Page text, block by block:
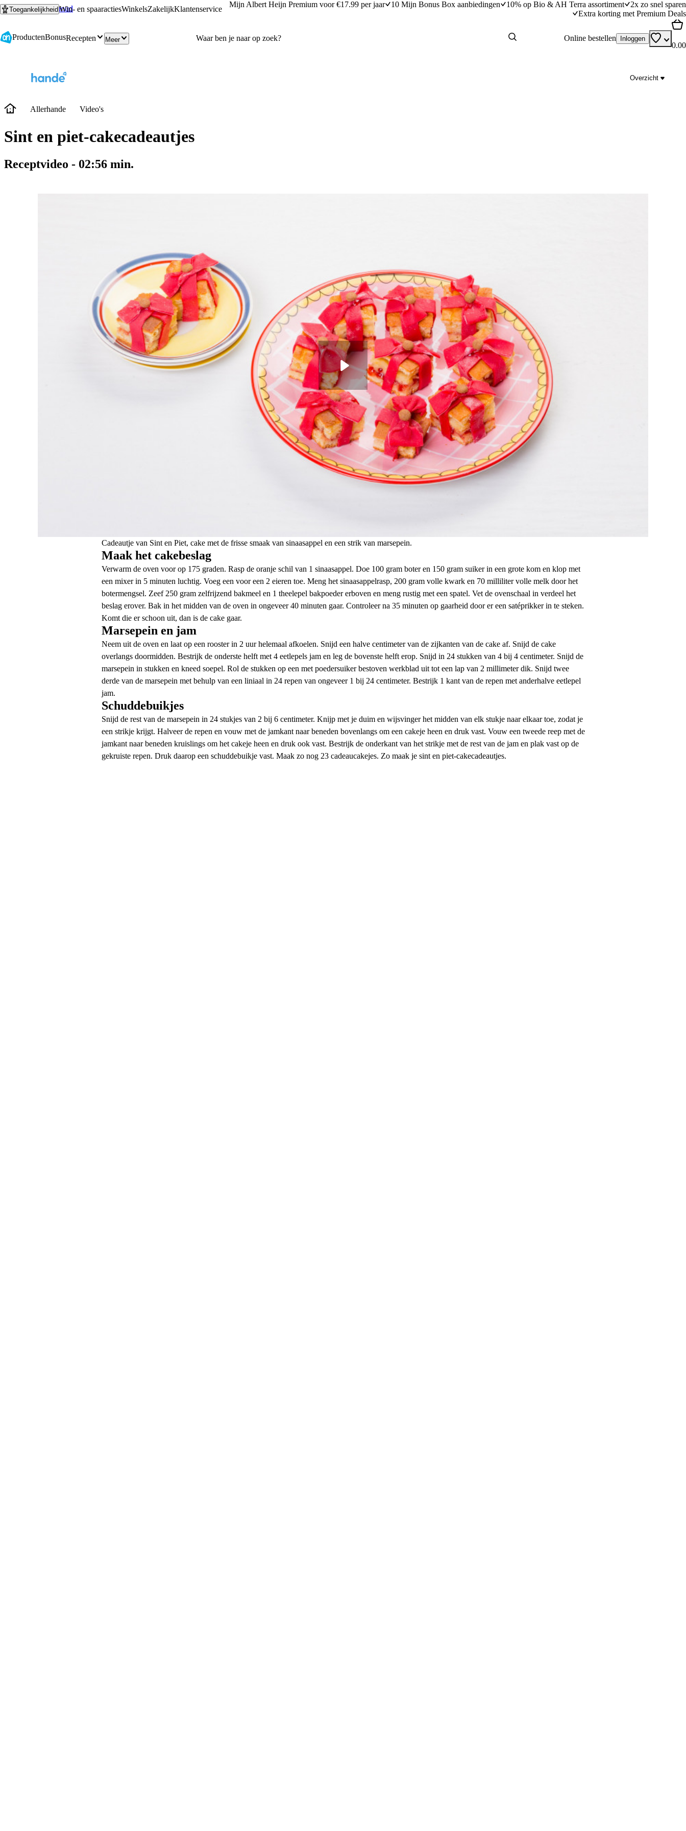
Ga naar hoofdinhoud
Ga naar zoeken
ToegankelijkheidWin- en spaaractiesWinkelsZakelijkKlantenservice
Mijn Albert Heijn Premium voor €17.99 per jaar 10 Mijn Bonus Box aanbiedingen 10% op Bio & AH Terra assortiment
2x zo snel sparen
Extra korting met Premium Deals
ProductenBonusRecepten Meer Online bestellen Inloggen
0.00
Overzicht
Allerhande Video's
Sint en piet-cakecadeautjes
Receptvideo - 02:56 min.
Cadeautje van Sint en Piet, cake met de frisse smaak van sinaasappel en een strik van marsepein.
Maak het cakebeslag
Verwarm de oven voor op 175 graden. Rasp de oranje schil van 1 sinaasappel. Doe 100 gram boter en 150 gram suiker in een grote kom en klop met
een mixer in 5 minuten luchtig. Voeg een voor een 2 eieren toe. Meng het sinaasappelrasp, 200 gram volle kwark en 70 milliliter volle melk door het
botermengsel. Zeef 250 gram zelfrijzend bakmeel en 1 theelepel bakpoeder erboven en meng rustig met een spatel. Vet de ovenschaal in verdeel het
beslag erover. Bak in het midden van de oven in ongeveer 40 minuten gaar. Controleer na 35 minuten op gaarheid door er een satéprikker in te steken.
Komt die er schoon uit, dan is de cake gaar.
Marsepein en jam
Neem uit de oven en laat op een rooster in 2 uur helemaal afkoelen. Snijd een halve centimeter van de zijkanten van de cake af. Snijd de cake
overlangs doormidden. Bestrijk de onderste helft met 4 eetlepels jam en leg de bovenste helft erop. Snijd in 24 stukken van 4 bij 4 centimeter. Snijd de
marsepein in stukken en kneed soepel. Rol de stukken op een met poedersuiker bestoven werkblad uit tot een lap van 2 millimeter dik. Snijd twee
derde van de marsepein met behulp van een liniaal in 24 repen van ongeveer 1 bij 24 centimeter. Bestrijk 1 kant van de repen met anderhalve eetlepel
jam.
Schuddebuikjes
Snijd de rest van de marsepein in 24 stukjes van 2 bij 6 centimeter. Knijp met je duim en wijsvinger het midden van elk stukje naar elkaar toe, zodat je
een strikje krijgt. Halveer de repen en vouw met de jamkant naar beneden bovenlangs om een cakeje heen en druk vast. Vouw een tweede reep met de
jamkant naar beneden kruislings om het cakeje heen en druk ook vast. Bestrijk de onderkant van het strikje met de rest van de jam en plak vast op de
gekruiste repen. Druk daarop een schuddebuikje vast. Maak zo nog 23 cadeaucakejes. Zo maak je sint en piet-cakecadeautjes.